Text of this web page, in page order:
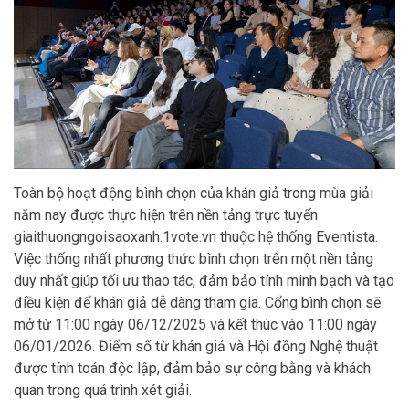
Toàn bộ hoạt động bình chọn của khán giả trong mùa giải
năm nay được thực hiện trên nền tảng trực tuyến
giaithuongngoisaoxanh.1vote.vn thuộc hệ thống Eventista.
Việc thống nhất phương thức bình chọn trên một nền tảng
duy nhất giúp tối ưu thao tác, đảm bảo tính minh bạch và tạo
điều kiện để khán giả dễ dàng tham gia. Cổng bình chọn sẽ
mở từ 11:00 ngày 06/12/2025 và kết thúc vào 11:00 ngày
06/01/2026. Điểm số từ khán giả và Hội đồng Nghệ thuật
được tính toán độc lập, đảm bảo sự công bằng và khách
quan trong quá trình xét giải.